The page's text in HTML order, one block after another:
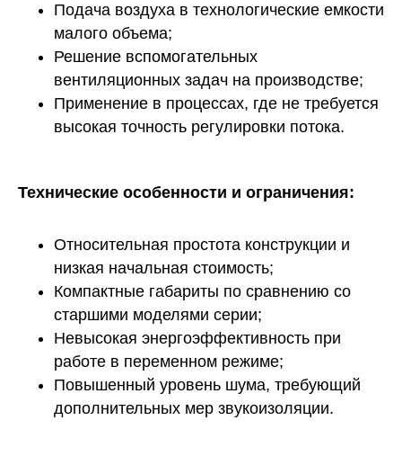
Подача воздуха в технологические емкости
малого объема;
Решение вспомогательных
вентиляционных задач на производстве;
Применение в процессах, где не требуется
высокая точность регулировки потока.
Технические особенности и ограничения:
Относительная простота конструкции и
низкая начальная стоимость;
Компактные габариты по сравнению со
старшими моделями серии;
Невысокая энергоэффективность при
работе в переменном режиме;
Повышенный уровень шума, требующий
дополнительных мер звукоизоляции.